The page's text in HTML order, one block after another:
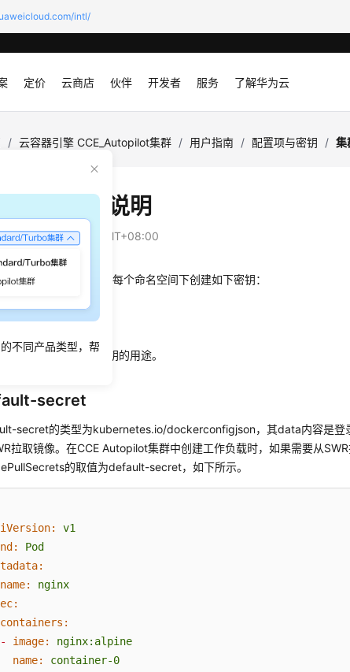
intl/
定价 云商店 伙伴 开发者 服务 了解华为云
不同产品类型，帮
/ 云容器引擎 CCE_Autopilot集群 / 用户指南 / 配置项与密钥 / 集
群系统密钥说明
间：2025-06-10 GMT+08:00
Autopilot集群默认会在每个命名空间下创建如下密钥：
详细介绍这个几个密钥的用途。
secret
secret的类型为kubernetes.io/dockerconfigjson，其data内容是登
拉取镜像。在CCE Autopilot集群中创建工作负载时，如果需要从
的取值为default-secret，如下所示。
v1
Pod
name:
nginx
containers:
-
image:
nginx:alpine
name:
container-0